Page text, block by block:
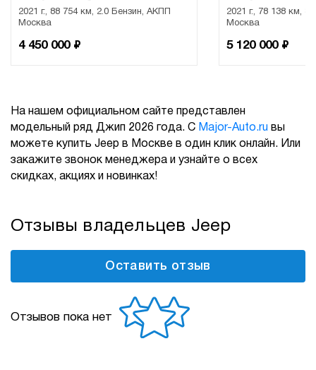
2021 г., 88 754 км, 2.0 Бензин, АКПП
Москва
4 450 000 ₽
2021 г., 78 138 км,
Москва
5 120 000 ₽
На нашем официальном сайте представлен
модельный ряд Джип 2026 года. С Major-Auto.ru вы
можете купить Jeep в Москве в один клик онлайн. Или
закажите звонок менеджера и узнайте о всех
скидках, акциях и новинках!
Отзывы владельцев Jeep
Оставить отзыв
Отзывов пока нет